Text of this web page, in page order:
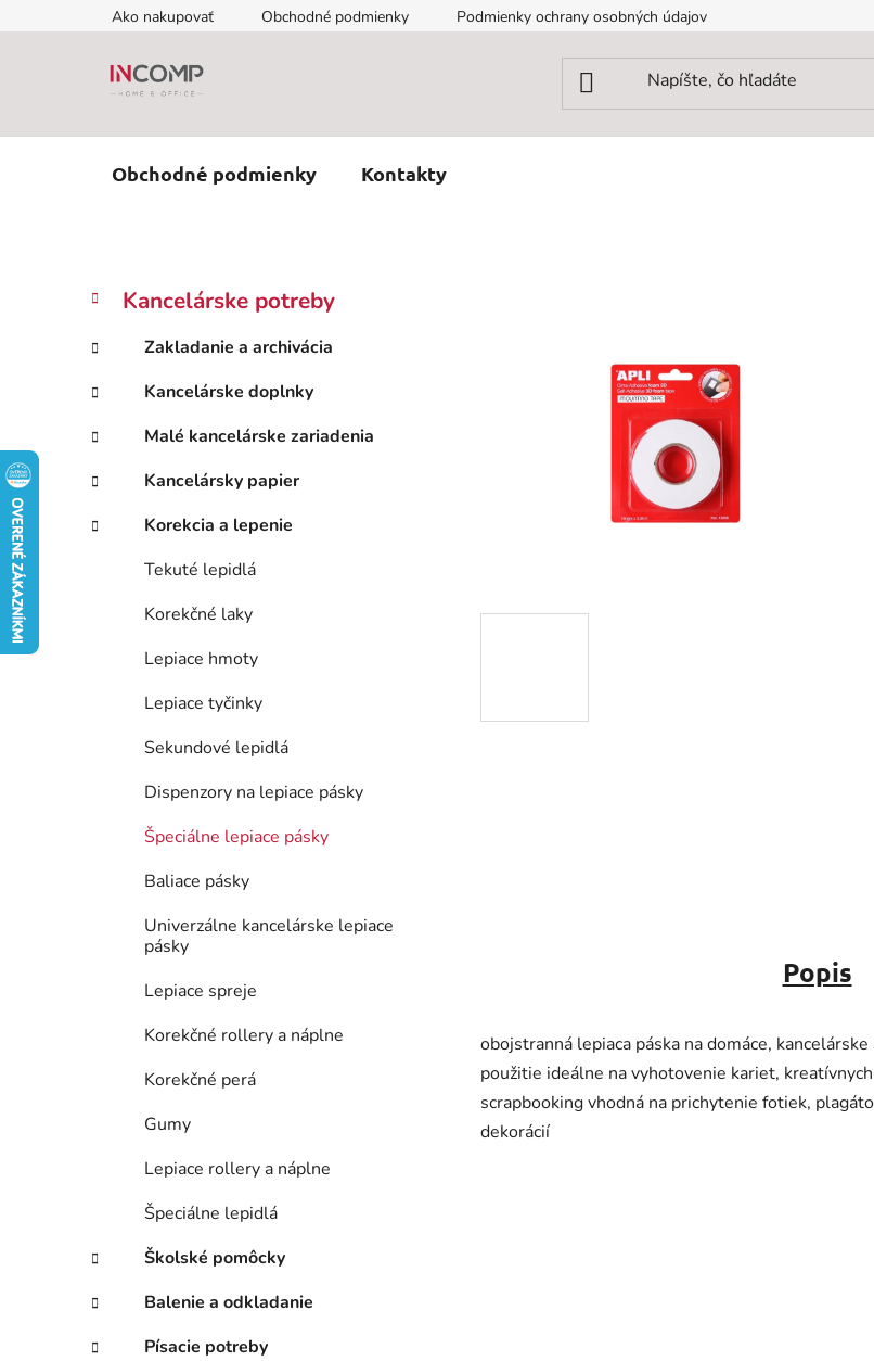
na
Ako nakupovať Obchodné podmienky Podmienky ochrany osobných údajov
Obchodné podmienky Kontakty
B
č
ý
p
n
e
l
Preskočiť
kategórie
K
a
e
g
ó
r
e
Kancelárske potreby
Zakladanie a archivácia
Kancelárske doplnky
Malé kancelárske zariadenia
Kancelársky papier
Korekcia a lepenie
Tekuté lepidlá
Korekčné laky
Lepiace hmoty
Lepiace tyčinky
Sekundové lepidlá
Dispenzory na lepiace pásky
Špeciálne lepiace pásky
Baliace pásky
Univerzálne kancelárske lepiace
pásky
Lepiace spreje
Korekčné rollery a náplne
Korekčné perá
Gumy
Lepiace rollery a náplne
Špeciálne lepidlá
Školské pomôcky
Balenie a odkladanie
Písacie potreby
Popis
obojstranná lepiaca páska na domáce,
použitie ideálne na vyhotovenie kariet,
scrapbooking vhodná na prichytenie fotiek,
dekorácií